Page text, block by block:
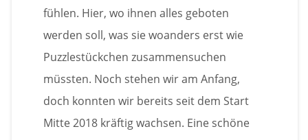
fühlen. Hier, wo ihnen alles geboten
werden soll, was sie woanders erst wie
Puzzlestückchen zusammensuchen
müssten. Noch stehen wir am Anfang,
doch konnten wir bereits seit dem Start
Mitte 2018 kräftig wachsen. Eine schöne